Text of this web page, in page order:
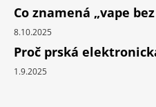
Co znamená „vape
8.10.2025
Proč prská
1.9.2025